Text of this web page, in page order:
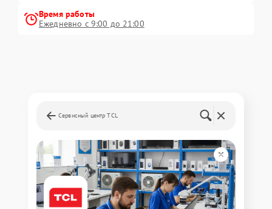
Время работы
Ежедневно с 9:00 до 21:00
Сервисный центр TCL